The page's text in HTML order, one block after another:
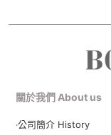
關於我們 About us
‧公司簡介 History